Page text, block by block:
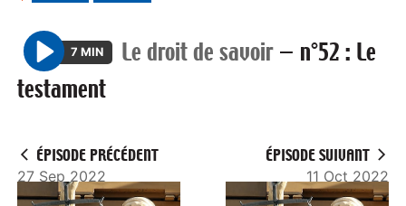
P
l
7 MIN Le droit de savoir— n°52 : Le
testament
ÉPISODE PRÉCÉDENT
27 Sep 2022
ÉPISODE SUIVANT
11 Oct 2022